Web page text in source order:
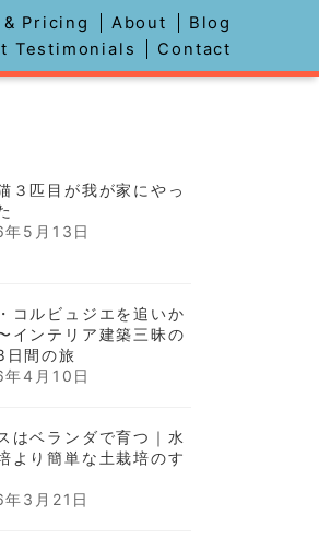
Pricing About
Blog
Testimonials
Contact
３匹目が我が家にやっ
5月13日
コルビュジエを追いか
インテリア建築三昧の
日間の旅
4月10日
はベランダで育つ｜水
より簡単な土栽培のす
3月21日